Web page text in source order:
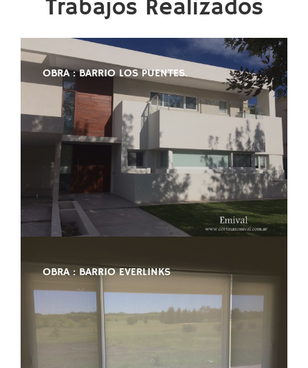
Trabajos Realizados
OBRA : BARRIO LOS PUENTES.
OBRA : BARRIO EVERLINKS